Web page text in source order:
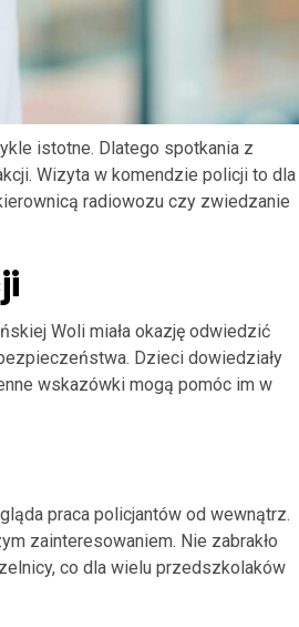
istotne. Dlatego spotkania z
Wizyta w komendzie policji to dla
radiowozu czy zwiedzanie
Woli miała okazję odwiedzić
Dzieci dowiedziały
wskazówki mogą pomóc im w
praca policjantów od wewnątrz.
zainteresowaniem. Nie zabrakło
co dla wielu przedszkolaków